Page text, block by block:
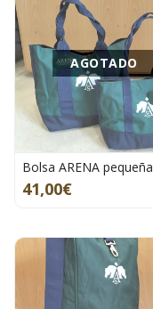
AGOTADO
Bolsa ARENA pequeña
41,00€